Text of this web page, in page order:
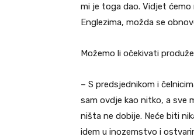
mi je toga dao. Vidjet ćemo
Englezima, možda se
Možemo li očekivati
– S predsjednikom i
sam ovdje kao nitko, a sve
ništa ne dobije. Neće biti
idem u inozemstvo i